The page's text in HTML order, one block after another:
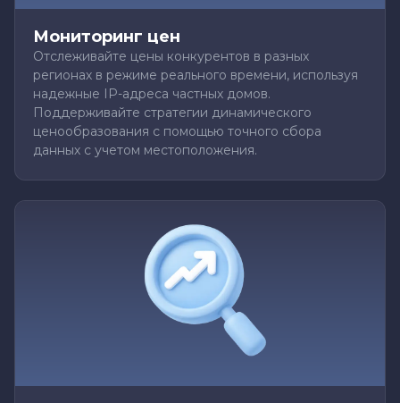
Мониторинг цен
Отслеживайте цены конкурентов в разных
регионах в режиме реального времени, используя
надежные IP-адреса частных домов.
Поддерживайте стратегии динамического
ценообразования с помощью точного сбора
данных с учетом местоположения.